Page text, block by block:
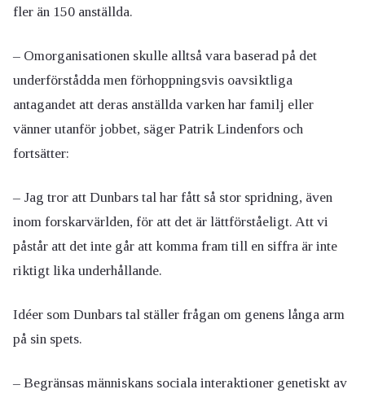
fler än 150 anställda.
– Omorganisationen skulle alltså vara baserad på det
underförstådda men förhoppningsvis oavsiktliga
antagandet att deras anställda varken har familj eller
vänner utanför jobbet, säger Patrik Lindenfors och
fortsätter:
– Jag tror att Dunbars tal har fått så stor spridning, även
inom forskarvärlden, för att det är lättförståeligt. Att vi
påstår att det inte går att komma fram till en siffra är inte
riktigt lika underhållande.
Idéer som Dunbars tal ställer frågan om genens långa arm
på sin spets.
– Begränsas människans sociala interaktioner genetiskt av